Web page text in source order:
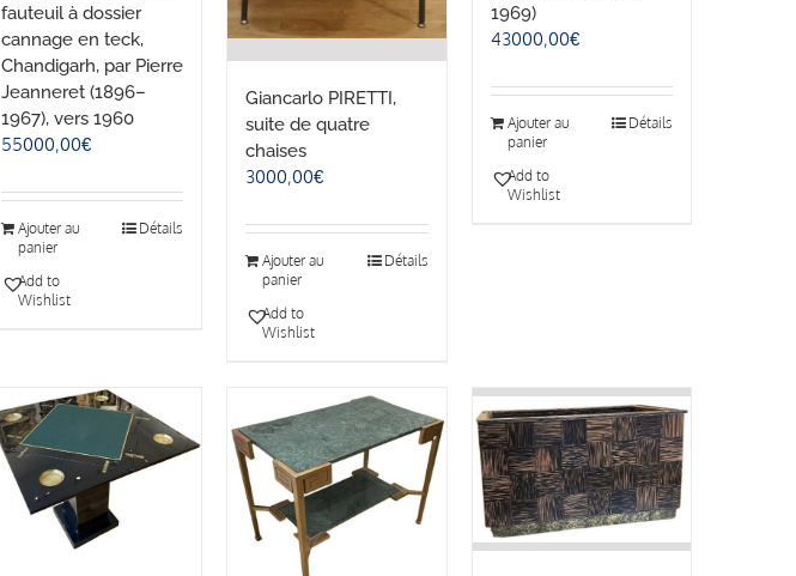
fauteuil à dossier
cannage en teck,
Chandigarh, par Pierre
Jeanneret (1896–
1967), vers 1960
55000,00€
Ajouter au
panier
Détails
Add to
Wishlist
Giancarlo PIRETTI,
suite de quatre
chaises
3000,00€
Ajouter au
panier
Détails
Add to
Wishlist
1969)
43000,00€
Ajouter au
panier
Détails
Add to
Wishlist